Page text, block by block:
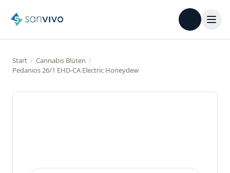
Start / Cannabis Blüten /
Pedanios 26/1 EHD-CA Electric Honeydew